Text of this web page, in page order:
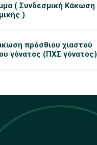
( Συνδεσμική Κάκωση
)
πρόσθιου χιαστού
γόνατος (ΠΧΣ γόνατος)